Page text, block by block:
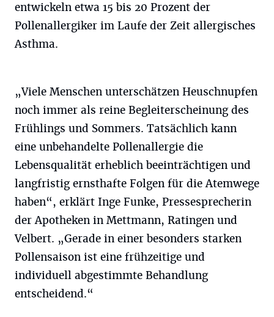
entwickeln etwa 15 bis 20 Prozent der
Pollenallergiker im Laufe der Zeit allergisches
Asthma.
„Viele Menschen unterschätzen Heuschnupfen
noch immer als reine Begleiterscheinung des
Frühlings und Sommers. Tatsächlich kann
eine unbehandelte Pollenallergie die
Lebensqualität erheblich beeinträchtigen und
langfristig ernsthafte Folgen für die Atemwege
haben“, erklärt Inge Funke, Pressesprecherin
der Apotheken in Mettmann, Ratingen und
Velbert. „Gerade in einer besonders starken
Pollensaison ist eine frühzeitige und
individuell abgestimmte Behandlung
entscheidend.“